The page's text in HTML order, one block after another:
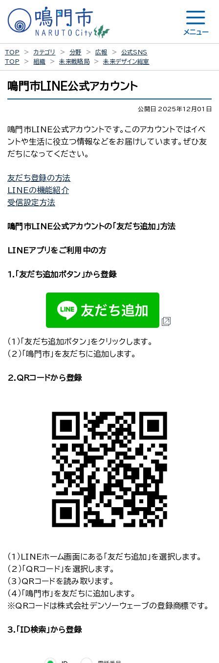
メニュー
TOP カテゴリ 分野 広報
公式SNS
TOP
組織 未来戦略局 未来デザイン総室
鳴門市LINE公式アカウント
公開日 2025年12月01日
鳴門市LINE公式アカウントです。このアカウントではイベ
ントや生活に役立つ情報などをお届けしています。ぜひ友
だちになってください。
友だち登録の方法
LINEの機能紹介
受信設定方法
鳴門市LINE公式アカウントの「友だち追加」方法
LINEアプリをご利用中の方
1.「友だち追加ボタン」から登録
（1）「友だち追加ボタン」をクリックします。
（2）「鳴門市」を友だちに追加します。
2.QRコードから登録
（1）LINEホーム画面にある「友だち追加」を選択します。
（2）「QRコード」を選択します。
（3）QRコードを読み取ります。
（4）「鳴門市」を友だちに追加します。
※QRコードは株式会社デンソーウェーブの登録商標です。
3.「IＤ検索」から登録